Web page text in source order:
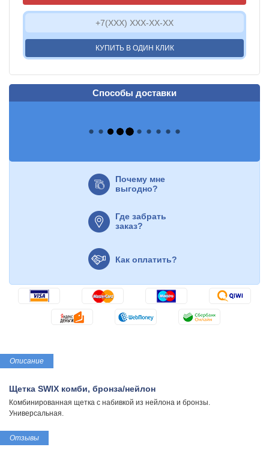
КУПИТЬ В ОДИН КЛИК
Способы доставки
Почему мне
выгодно?
Где забрать
заказ?
Как оплатить?
Описание
Щетка SWIX комби, бронза/нейлон
Комбинированная щетка с набивкой из нейлона и бронзы.
Универсальная.
Отзывы